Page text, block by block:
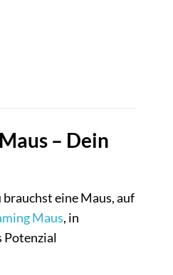
– Dein
eine Maus, auf
Maus, in
Potenzial